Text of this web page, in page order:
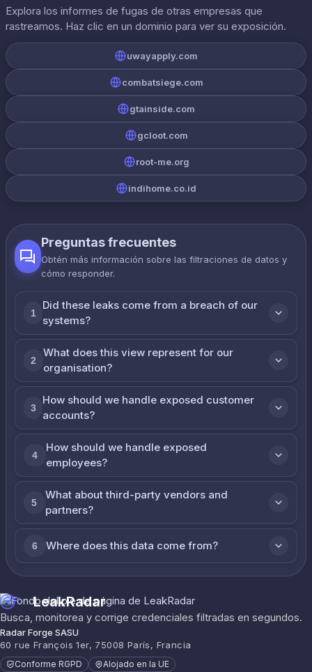
Explora los informes de fugas de otras empresas que
rastreamos. Haz clic en un dominio para ver su exposición.
uwayapply.com
combatsiege.com
gtainside.com
gcloot.com
root-me.org
indihome.co.id
Preguntas frecuentes
Obtén más información sobre las filtraciones de datos y
cómo responder.
1
Did these leaks come from a breach of our
systems?
2
What does this view represent for our
organisation?
3
How should we handle exposed customer
accounts?
4
How should we handle exposed
employees?
5
What about third-party vendors and
partners?
6 Where does this data come from?
LeakRadar
Busca, monitorea y corrige credenciales filtradas en segundos.
Radar Forge SASU
60 rue François 1er, 75008 París, Francia
Conforme RGPD Alojado en la UE